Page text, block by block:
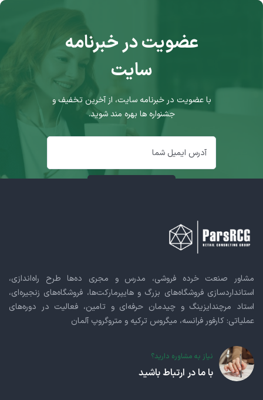
عضویت در خبرنامه
سایت
با عضویت در خبرنامه سایت، از آخرین تخفیف و
جشنواره ها بهره مند شوید.
مشاور صنعت خرده فروشی، مدرس و مجری ده‌ها طرح راه‌اندازی،
استانداردسازی فروشگاه‌های بزرگ و هایپرمارکت‌ها، فروشگاه‌های زنجیره‌ای،
استاد مرچندایزینگ و چیدمان حرفه‌ای و تامین، فعالیت در دوره‌های
عملیاتی: کارفور فرانسه، میگروس ترکیه و متروگروپ آلمان
نیاز به مشاوره دارید؟
با ما در ارتباط باشید